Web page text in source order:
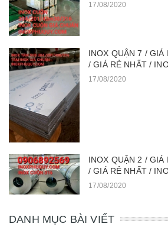
17/08/2020
INOX QUẬN 7 /
/ GIÁ RẺ NHẤT /
17/08/2020
INOX QUẬN 2 /
/ GIÁ RẺ NHẤT /
17/08/2020
DANH MỤC BÀI VIẾT